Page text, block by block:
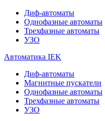
Диф-автоматы
Однофазные автоматы
Трехфазные автоматы
УЗО
Автоматика IEK
Диф-автоматы
Магнитные пускатели
Однофазные автоматы
Трехфазные автоматы
УЗО